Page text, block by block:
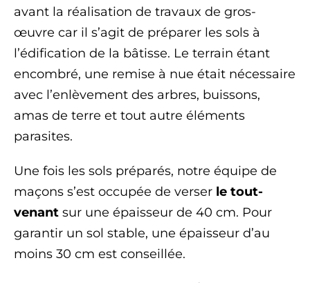
avant la réalisation de travaux de gros-
œuvre car il s’agit de préparer les sols à
l’édification de la bâtisse. Le terrain étant
encombré, une remise à nue était nécessaire
avec l’enlèvement des arbres, buissons,
amas de terre et tout autre éléments
parasites.
Une fois les sols préparés, notre équipe de
maçons s’est occupée de verser le tout-
venant sur une épaisseur de 40 cm. Pour
garantir un sol stable, une épaisseur d’au
moins 30 cm est conseillée.